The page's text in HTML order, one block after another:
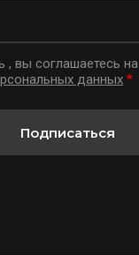
, вы соглашаетесь на
данных *
Подписаться